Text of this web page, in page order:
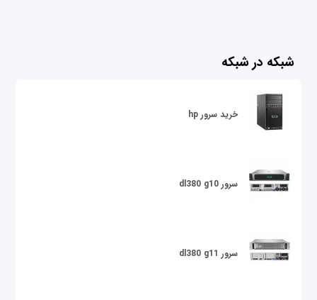
شبکه در شبکه
خرید سرور hp
سرور dl380 g10
سرور dl380 g11